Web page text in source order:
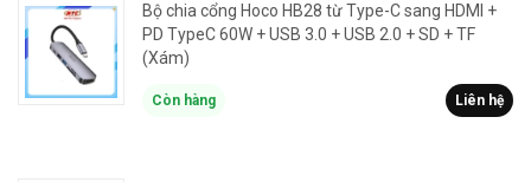
Bộ chia cổng Hoco HB28 từ Type-C sang HDMI +
PD TypeC 60W + USB 3.0 + USB 2.0 + SD + TF
(Xám)
Còn hàng Liên hệ